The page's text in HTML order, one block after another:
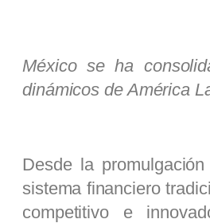
México se ha
dinámicos de América
Desde la
sistema financiero
competitivo e